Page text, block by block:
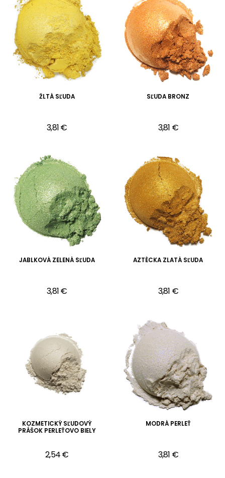
ŽLTÁ SĽUDA
3,81 €
SĽUDA BRONZ
3,81 €
JABLKOVÁ ZELENÁ SĽUDA
3,81 €
AZTÉCKA ZLATÁ SĽUDA
3,81 €
KOZMETICKÝ SĽUDOVÝ
PRÁŠOK PERLEŤOVO BIELY
2,54 €
MODRÁ PERLEŤ
3,81 €